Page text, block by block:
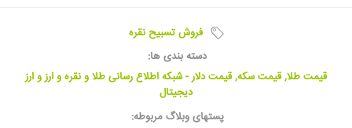
فروش تسبیح نقره
دسته بندی ها:
قیمت طلا, قیمت سکه, قیمت دلار - شبکه اطلاع رسانی طلا و نقره و ارز و ارز
دیجیتال
پستهای وبلاگ مربوطه: